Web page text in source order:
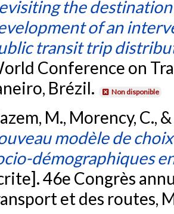
the
of an
transit trip
Conference on
Brézil.
Non disponible
M., Morency, C.,
modèle de
démographiques
46e Congrès
et des routes,